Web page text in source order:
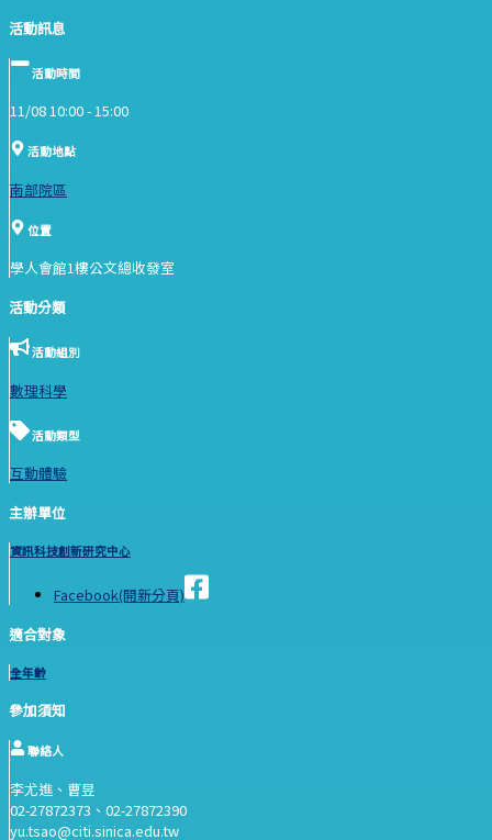
活動訊息
活動時間
11/08 10:00 -15:00
活動地點
南部院區
位置
學人會館1樓公文總收發室
活動分類
活動組別
數理科學
活動類型
互動體驗
主辦單位
資訊科技創新研究中心
Facebook(開新分頁)
適合對象
全年齡
參加須知
聯絡人
李尤進、曹昱
02-27872373、02-27872390
yu.tsao@citi.sinica.edu.tw